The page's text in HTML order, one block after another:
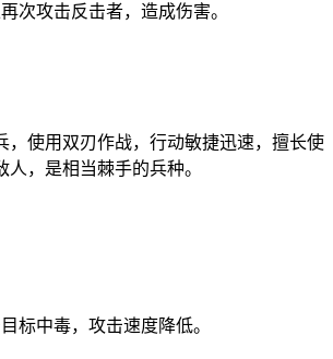
次攻击反击者，造成伤害。
，使用双刃作战，行动敏捷迅速，擅长使
，是相当棘手的兵种。
标中毒，攻击速度降低。